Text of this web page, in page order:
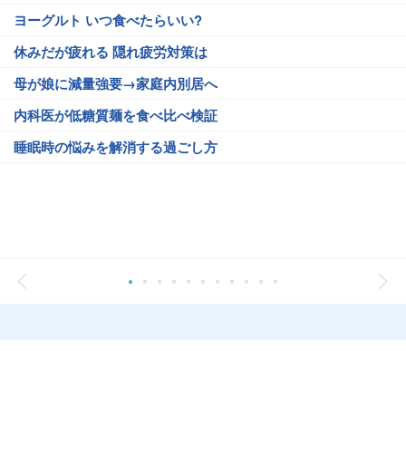
ヨーグルト いつ食べたらいい?
休みだが疲れる 隠れ疲労対策は
母が娘に減量強要→家庭内別居へ
内科医が低糖質麺を食べ比べ検証
睡眠時の悩みを解消する過ごし方